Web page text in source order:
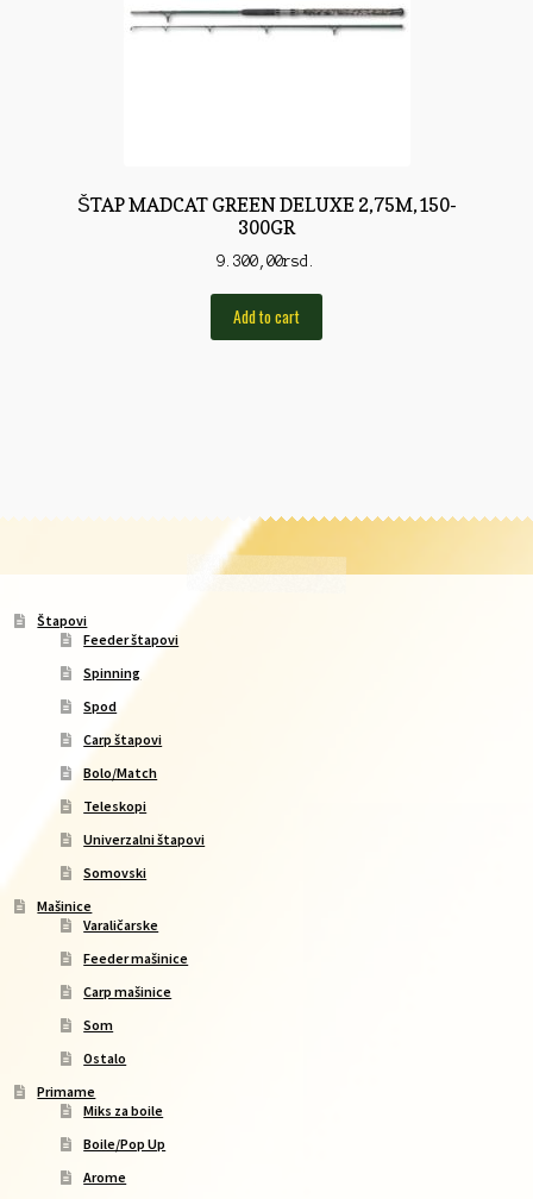
Vabilice/PištaljkeŠTAP MADCAT GREEN DELUXE 2,75M,150-
300GR
9.300,00rsd.
Add to cart
Štapovi
Feeder štapovi
Spinning
Spod
Carp štapovi
Bolo/Match
Teleskopi
Univerzalni štapovi
Somovski
Mašinice
Varaličarske
Feeder mašinice
Carp mašinice
Som
Ostalo
Primame
Miks za boile
Boile/Pop Up
Arome